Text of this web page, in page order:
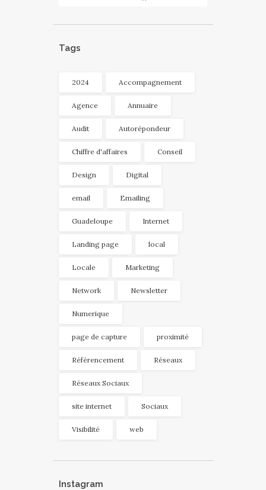
Tags
2024 Accompagnement
Agence Annuaire
Audit Autorépondeur
Chiffre d'affaires Conseil
Design Digital
email Emailing
Guadeloupe Internet
Landing page local
Locale Marketing
Network Newsletter
Numerique
page de capture proximité
Référencement Réseaux
Réseaux Sociaux
site internet Sociaux
Visibilité web
Instagram